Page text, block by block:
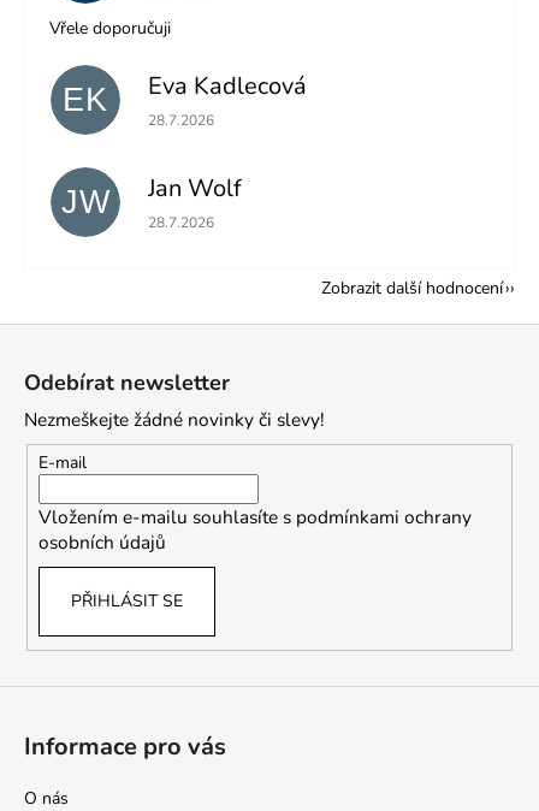
Vřele doporučuji
EK Eva Kadlecová
Hodnocení obchodu je 5 z 5 hvězdiček.
28.7.2026
JW Jan Wolf
Hodnocení obchodu je 5 z 5 hvězdiček.
28.7.2026
Zobrazit další hodnocení
Odebírat newsletter
Nezmeškejte žádné novinky či slevy!
E-mail
Vložením e-mailu souhlasíte s podmínkami ochrany
osobních údajů
PŘIHLÁSIT SE
Informace pro vás
O nás